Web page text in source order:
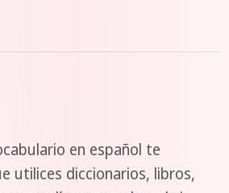
en español te
utilices diccionarios, libros,